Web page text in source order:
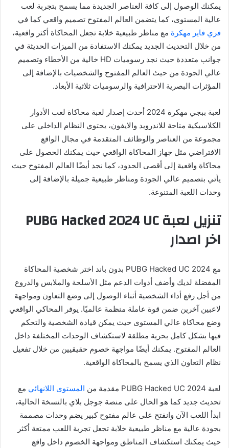
يمكنك الوصول إلى كافة العناصر الجديدة مما يسمح بتجربة لعب
عالية المستوى، كما يتضمن العالم المفتوح تصميم واقعي كما في
فري فاير مهكرة مع مناظر طبيعية خلابة تجعل المحاكاة أكثر واقعية،
من خلال التحديث الجديد يمكنك الاستفادة من الميزات الحديثة في
جوانب متعددة حيث نجد رسوميات HD خالية من الأخطاء وتصميم
عالي الجودة من حيث العالم المفتوح والشخصيات بالإضافة إلى
المؤثرات البصرية الاحترافية والرسوميات ثلاثية الأبعاد.
لعبة ببجي مهكرة 2024 أحدث إصدار لعبة محاكاة لعب الأدوار
الكلاسيكية متاحة للاندرويد والايفون، يحتوي النظام الداخلي على
مجموعة من العناصر والوظائف المتقدمة في مجال الواقع
الافتراضي مثل جهاز المحاكاة الواقعي حيث يمكنك الحصول على
محاكاة واقعية إلى أقصى الحدود، كما نجد أيضًا العالم المفتوح حيث
يأتي بتصميم عالي الجودة ومناظر طبيعية جميلة بالإضافة إلى
وحدات اللعبة المتنوعة.
تنزيل لعبة PUBG Hacked 2024 UC
اخر اصدار
مع PUBG Hacked UC 2024 بدون باند اختر شخصية المحاكاة
المفضلة لديك وأضف أدوات الدعم مثل الأسلحة والملابس والدروع
من أجل رفع أداء الشخصية أثناء الوصول إلى وضع التعاون ومواجهة
لاعبين آخرين ضمن قوة عاملة منظمة عالميًا. يوفر المحاكي الواقعي
وضع محاكاة عالي المستوى حيث يمكن قيادة الشخصية والتحكم
فيها بشكل كامل بحرية مطلقة لاستكشاف الوحدات المختلفة داخل
العالم المفتوح. يمكنك أيضًا مواجهة خصوم حقيقيين من خلال تفعيل
نظام التعاون الذي يسمح بالمحاكاة الواقعية.
لعبة PUBG Hacked UC 2024 مقدمة من المستوى اللانهائي مع
تحديث جديد كما هو الحال على منصة جوجل بلاي بالنسخة الحالية،
ابدأ اللعب الآن وانفتح على عالم مفتوح كبير يضم وحدات مصممة
بجودة عالية مع مناظر طبيعية خلابة تجعل تجربة اللعب ممتعة أكثر
حيث يمكنك استكشاف المناطق ومواجهة الخصوم داخل واقع